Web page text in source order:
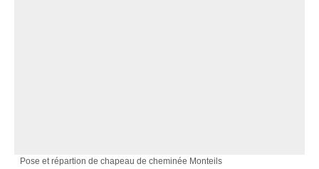
Pose et répartion de chapeau de cheminée Monteils